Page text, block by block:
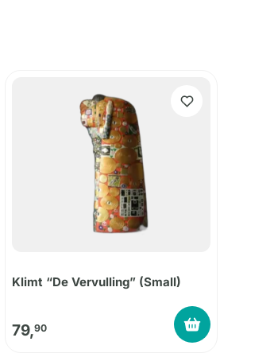
Klimt “De Vervulling” (Small)
79,90